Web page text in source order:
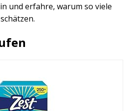
und erfahre, warum so viele